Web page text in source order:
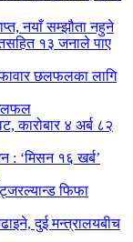
नयाँ सम्झौता नहुने
१३ जनाले पाए
छलफलका लागि
छलफल
कारोबार ४ अर्ब ८२
: ‘मिसन १६ खर्ब’
फिफा
दुई मन्त्रालयबीच